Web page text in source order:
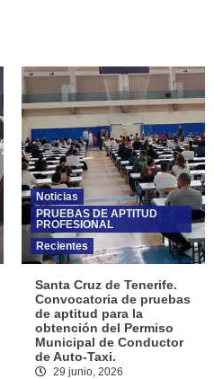
Noticias
PRUEBAS DE APTITUD
PROFESIONAL
Recientes
Santa Cruz de Tenerife.
Convocatoria de pruebas
de aptitud para la
obtención del Permiso
Municipal de Conductor
de Auto-Taxi.
29 junio, 2026